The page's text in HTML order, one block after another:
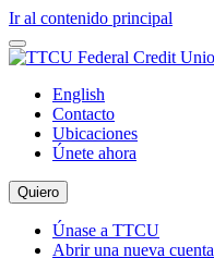
Ir al contenido principal
English
Contacto
Ubicaciones
Únete ahora
Quiero
Únase a TTCU
Abrir una nueva cuenta